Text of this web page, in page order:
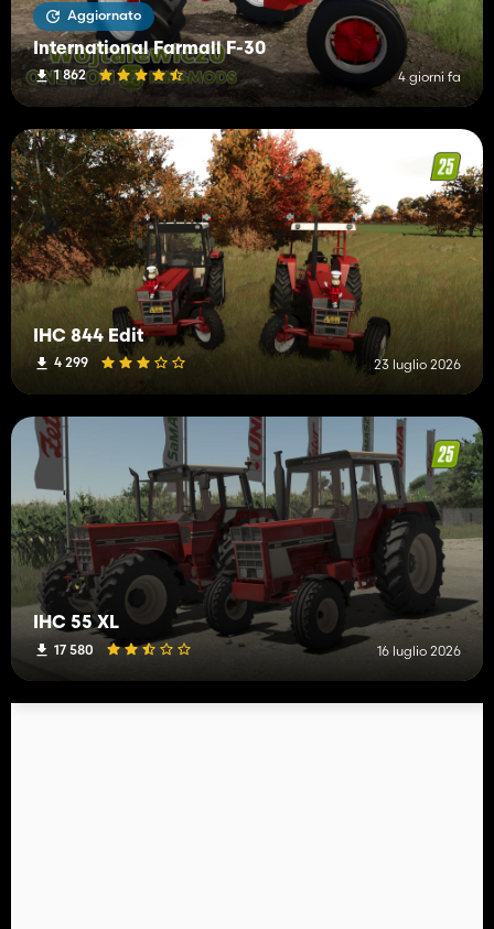
Aggiornato
International Farmall F-30
1 862 4 giorni fa
IHC 844 Edit
4 299 23 luglio 2026
IHC 55 XL
17 580 16 luglio 2026